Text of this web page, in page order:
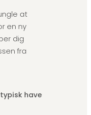
at
en ny
dig
fra
have